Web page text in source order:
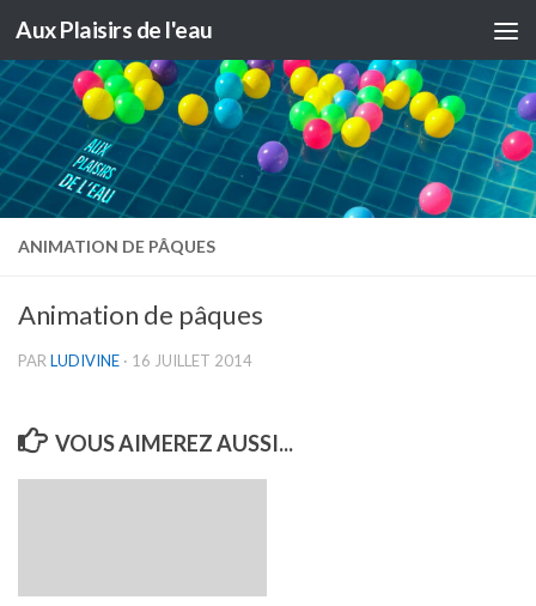
Skip to content
Aux Plaisirs de l'eau
ANIMATION DE PÂQUES
Animation de pâques
PARLUDIVINE · 16 JUILLET 2014
VOUS AIMEREZ AUSSI...